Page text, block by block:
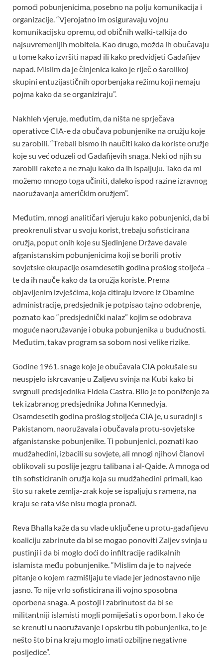
pomoći pobunjenicima, posebno na polju komunikacija i
organizacije. “Vjerojatno im osiguravaju vojnu
komunikacijsku opremu, od običnih walki-talkija do
najsuvremenijih mobitela. Kao drugo, možda ih obučavaju
u tome kako izvršiti napad ili kako predvidjeti Gadafijev
napad. Mislim da je činjenica kako je riječ o šarolikoj
skupini entuzijastičnih oporbenjaka režimu koji nemaju
pojma kako da se organiziraju”.
Nakhleh vjeruje, međutim, da ništa ne sprječava
operativce CIA-e da obučava pobunjenike na oružju koje
su zarobili. “Trebali bismo ih naučiti kako da koriste oružje
koje su već oduzeli od Gadafijevih snaga. Neki od njih su
zarobili rakete a ne znaju kako da ih ispaljuju. Tako da mi
možemo mnogo toga učiniti, daleko ispod razine izravnog
naoružavanja američkim oružjem”.
Međutim, mnogi analitičari vjeruju kako pobunjenici, da bi
preokrenuli stvar u svoju korist, trebaju sofisticirana
oružja, poput onih koje su Sjedinjene Države davale
afganistanskim pobunjenicima koji se borili protiv
sovjetske okupacije osamdesetih godina prošlog stoljeća –
te da ih nauče kako da ta oružja koriste. Prema
objavljenim izvješćima, koja citiraju izvore iz Obamine
administracije, predsjednik je potpisao tajno odobrenje,
poznato kao “predsjednički nalaz” kojim se odobrava
moguće naoružavanje i obuka pobunjenika u budućnosti.
Međutim, takav program sa sobom nosi velike rizike.
Godine 1961. snage koje je obučavala CIA pokušale su
neuspjelo iskrcavanje u Zaljevu svinja na Kubi kako bi
svrgnuli predsjednika Fidela Castra. Bilo je to poniženje za
tek izabranog predsjednika Johna Kennedyja.
Osamdesetih godina prošlog stoljeća CIA je, u suradnji s
Pakistanom, naoružavala i obučavala protu-sovjetske
afganistanske pobunjenike. Ti pobunjenici, poznati kao
mudžahedini, izbacili su sovjete, ali mnogi njihovi članovi
oblikovali su poslije jezgru talibana i al-Qaide. A mnoga od
tih sofisticiranih oružja koja su mudžahedini primali, kao
što su rakete zemlja-zrak koje se ispaljuju s ramena, na
kraju se rata više nisu mogla pronaći.
Reva Bhalla kaže da su vlade uključene u protu-gadafijevu
koaliciju zabrinute da bi se mogao ponoviti Zaljev svinja u
pustinji i da bi moglo doći do infiltracije radikalnih
islamista među pobunjenike. “Mislim da je to najveće
pitanje o kojem razmišljaju te vlade jer jednostavno nije
jasno. To nije vrlo sofisticirana ili vojno sposobna
oporbena snaga. A postoji i zabrinutost da bi se
militantniji islamisti mogli pomiješati s oporbom. I ako će
se krenuti u naoružavanje i opskrbu tih pobunjenika, to je
nešto što bi na kraju moglo imati ozbiljne negativne
posljedice”.